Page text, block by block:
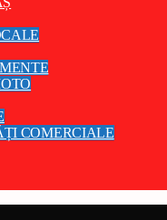
COMERCIALE